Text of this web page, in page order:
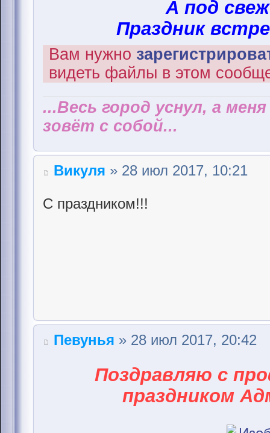
А под
Праздник
Вам нужно
видеть файлы в этом
...Весь город уснул, а
зовёт с собой...
Викуля » 28 июл 2017, 10:21
С праздником!!!
Певунья » 28 июл 2017, 20:42
Поздравляю с
праздником